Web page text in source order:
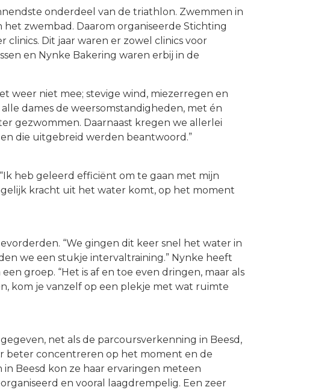
onderdeel van de triathlon. Zwemmen in
zwembad. Daarom organiseerde Stichting
Dit jaar waren er zowel clinics voor
en Nynke Bakering waren erbij in de
weer niet mee; stevige wind, miezerregen en
dames de weersomstandigheden, met én
gezwommen. Daarnaast kregen we allerlei
die uitgebreid werden beantwoord.”
heb geleerd efficiënt om te gaan met mijn
kracht uit het water komt, op het moment
“We gingen dit keer snel het water in
we een stukje intervaltraining.” Nynke heeft
groep. “Het is af en toe even dringen, maar als
kom je vanzelf op een plekje met wat ruimte
net als de parcoursverkenning in Beesd,
beter concentreren op het moment en de
Beesd kon ze haar ervaringen meteen
en vooral laagdrempelig. Een zeer